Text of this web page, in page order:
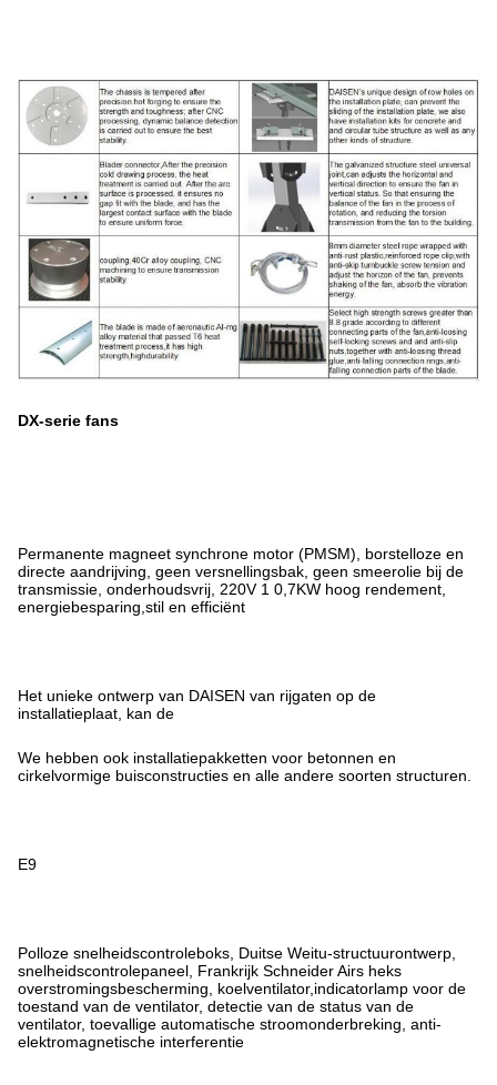
DX-serie fans
Permanente magneet synchrone motor (PMSM), borstelloze en
directe aandrijving, geen versnellingsbak, geen smeerolie bij de
transmissie, onderhoudsvrij, 220V 1 0,7KW hoog rendement,
energiebesparing,stil en efficiënt
Het unieke ontwerp van DAISEN van rijgaten op de
installatieplaat, kan de
We hebben ook installatiepakketten voor betonnen en
cirkelvormige buisconstructies en alle andere soorten structuren.
E9
Polloze snelheidscontroleboks, Duitse Weitu-structuurontwerp,
snelheidscontrolepaneel, Frankrijk Schneider Airs heks
overstromingsbescherming, koelventilator,indicatorlamp voor de
toestand van de ventilator, detectie van de status van de
ventilator, toevallige automatische stroomonderbreking, anti-
elektromagnetische interferentie